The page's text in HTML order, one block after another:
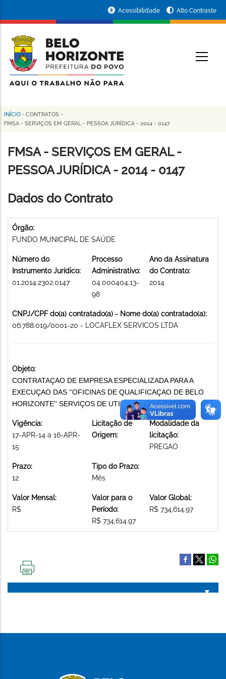
conteúdo
principal
da
Prefeitura
de
Horizonte
Acessibilidade Alto Contraste
Trilha
navegação
INÍCIO - CONTRATOS -
FMSA - SERVIÇOS EM GERAL - PESSOA JURÍDICA - 2014 - 0147
FMSA - SERVIÇOS EM GERAL -
PESSOA JURÍDICA - 2014 - 0147
Dados do Contrato
Órgão:
FUNDO MUNICIPAL DE SAÚDE
Número do
Instrumento Jurídico:
01.2014.2302.0147
Processo
Administrativo:
04.000404.13-
98
Ano da Assinatura
do Contrato:
2014
CNPJ/CPF do(a) contratado(a) - Nome do(a) contratado(a):
06.788.019/0001-20 - LOCAFLEX SERVICOS LTDA
Objeto:
CONTRATAÇAO DE EMPRESA ESPECIALIZADA PARA A
EXECUÇAO DAS ''OFICINAS DE QUALIFICAÇAO DE BELO
HORIZONTE'' SERVIÇOS DE UTILIDADE PÚBLICA
Vigência:
17-APR-14 a 16-APR-
15
Licitação de
Origem:
Modalidade da
licitação:
PREGAO
Prazo:
12
Tipo do Prazo:
Mês
Valor Mensal:
R$
Valor para o
Período:
R$ 734,614.97
Valor Global:
R$ 734,614.97
PÁGINA